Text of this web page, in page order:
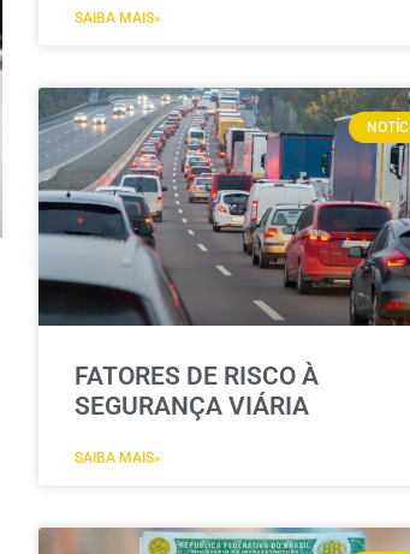
SAIBA MAIS»
FATORES DE RISCO À
SEGURANÇA VIÁRIA
SAIBA MAIS»